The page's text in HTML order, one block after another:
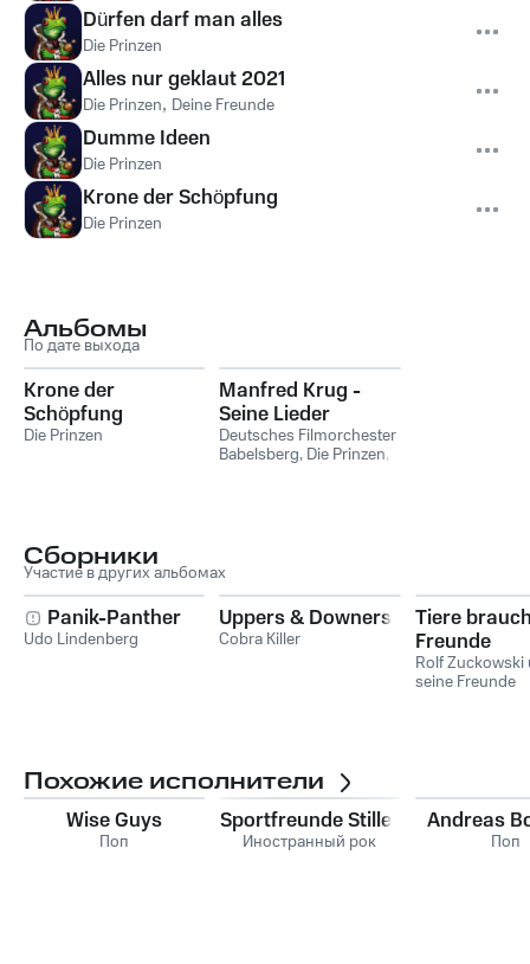
Dürfen darf man alles
Die Prinzen
Alles nur geklaut 2021
Die Prinzen, Deine Freunde
Dumme Ideen
Die Prinzen
Krone der Schöpfung
Die Prinzen
Альбомы
По дате выхода
Krone der
Schöpfung
Die Prinzen
Manfred Krug -
Seine Lieder
Deutsches Filmorchester
Babelsberg, Die Prinzen,
Сборники
Участие в других альбомах
Panik-Panther
Udo Lindenberg
Uppers & Downers
Cobra Killer
Tiere
Freunde
Rolf Zuckowski
seine Freunde
Похожие исполнители
Wise Guys
Поп
Sportfreunde Stiller
Иностранный рок
Andreas
Поп